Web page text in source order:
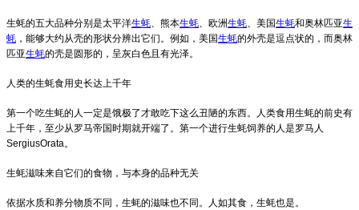
生蚝的五大品种分别是太平洋生蚝、熊本生蚝、欧洲生蚝、美国生蚝和奥林匹亚生
蚝 ，能够大约从壳的形状分辨出它们。例如，美国生蚝的外壳是逗点状的，而奥林
匹亚生蚝的壳是圆形的，呈灰白色且有光泽。
人类的生蚝食用史长达上千年
第一个吃生蚝的人一定是饿极了才敢吃下这么丑陋的东西。人类食用生蚝的前史有
上千年，至少从罗马帝国时期就开端了。第一个进行生蚝饲养的人是罗马人
SergiusOrata。
生蚝滋味来自它们的食物，与本身的品种无关
依据水质和养分物质不同，生蚝的滋味也不同。人如其食，生蚝也是。